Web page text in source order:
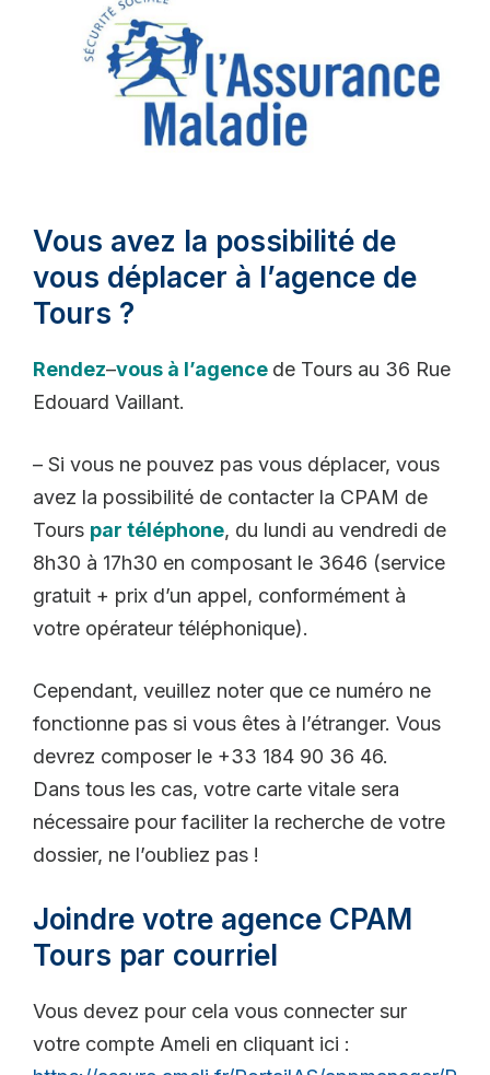
Vous avez la possibilité de
vous déplacer à l’agence de
Tours ?
Rendez–vous à l’agence de Tours au 36 Rue
Edouard Vaillant.
– Si vous ne pouvez pas vous déplacer, vous
avez la possibilité de contacter la CPAM de
Tours par téléphone, du lundi au vendredi de
8h30 à 17h30 en composant le 3646 (service
gratuit + prix d’un appel, conformément à
votre opérateur téléphonique).
Cependant, veuillez noter que ce numéro ne
fonctionne pas si vous êtes à l’étranger. Vous
devrez composer le +33 184 90 36 46.
Dans tous les cas, votre carte vitale sera
nécessaire pour faciliter la recherche de votre
dossier, ne l’oubliez pas !
Joindre votre agence CPAM
Tours par courriel
Vous devez pour cela vous connecter sur
votre compte Ameli en cliquant ici :